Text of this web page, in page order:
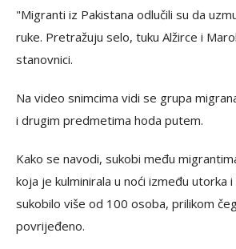
"Migranti iz Pakistana odlučili su da
ruke. Pretražuju selo, tuku Alžirce i
stanovnici.
Na video snimcima vidi se grupa
i drugim predmetima hoda putem.
Kako se navodi, sukobi među
koja je kulminirala u noći između utorka
sukobilo više od 100 osoba, prilikom
povrijeđeno.